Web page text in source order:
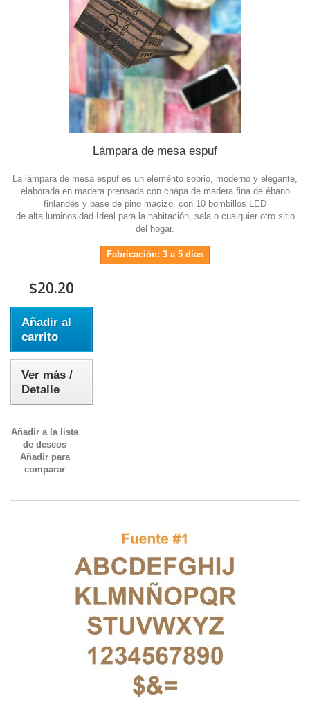
Lámpara de mesa espuf
La lámpara de mesa espuf es un eleménto sobrio, moderno y elegante,
elaborada en madera prensada con chapa de madera fina de ébano
finlandés y base de pino macizo, con 10 bombillos LED
de alta luminosidad.Ideal para la habitación, sala o cualquier otro sitio
del hogar.
Fabricación: 3 a 5 días
$20.20
Añadir al
carrito
Ver más /
Detalle
Añadir a la lista
de deseos
Añadir para
comparar